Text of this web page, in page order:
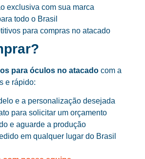
exclusiva com sua marca
todo o Brasil
para compras no atacado
para óculos no atacado com a
e rápido:
e a personalização desejada
para solicitar um orçamento
e aguarde a produção
em qualquer lugar do Brasil